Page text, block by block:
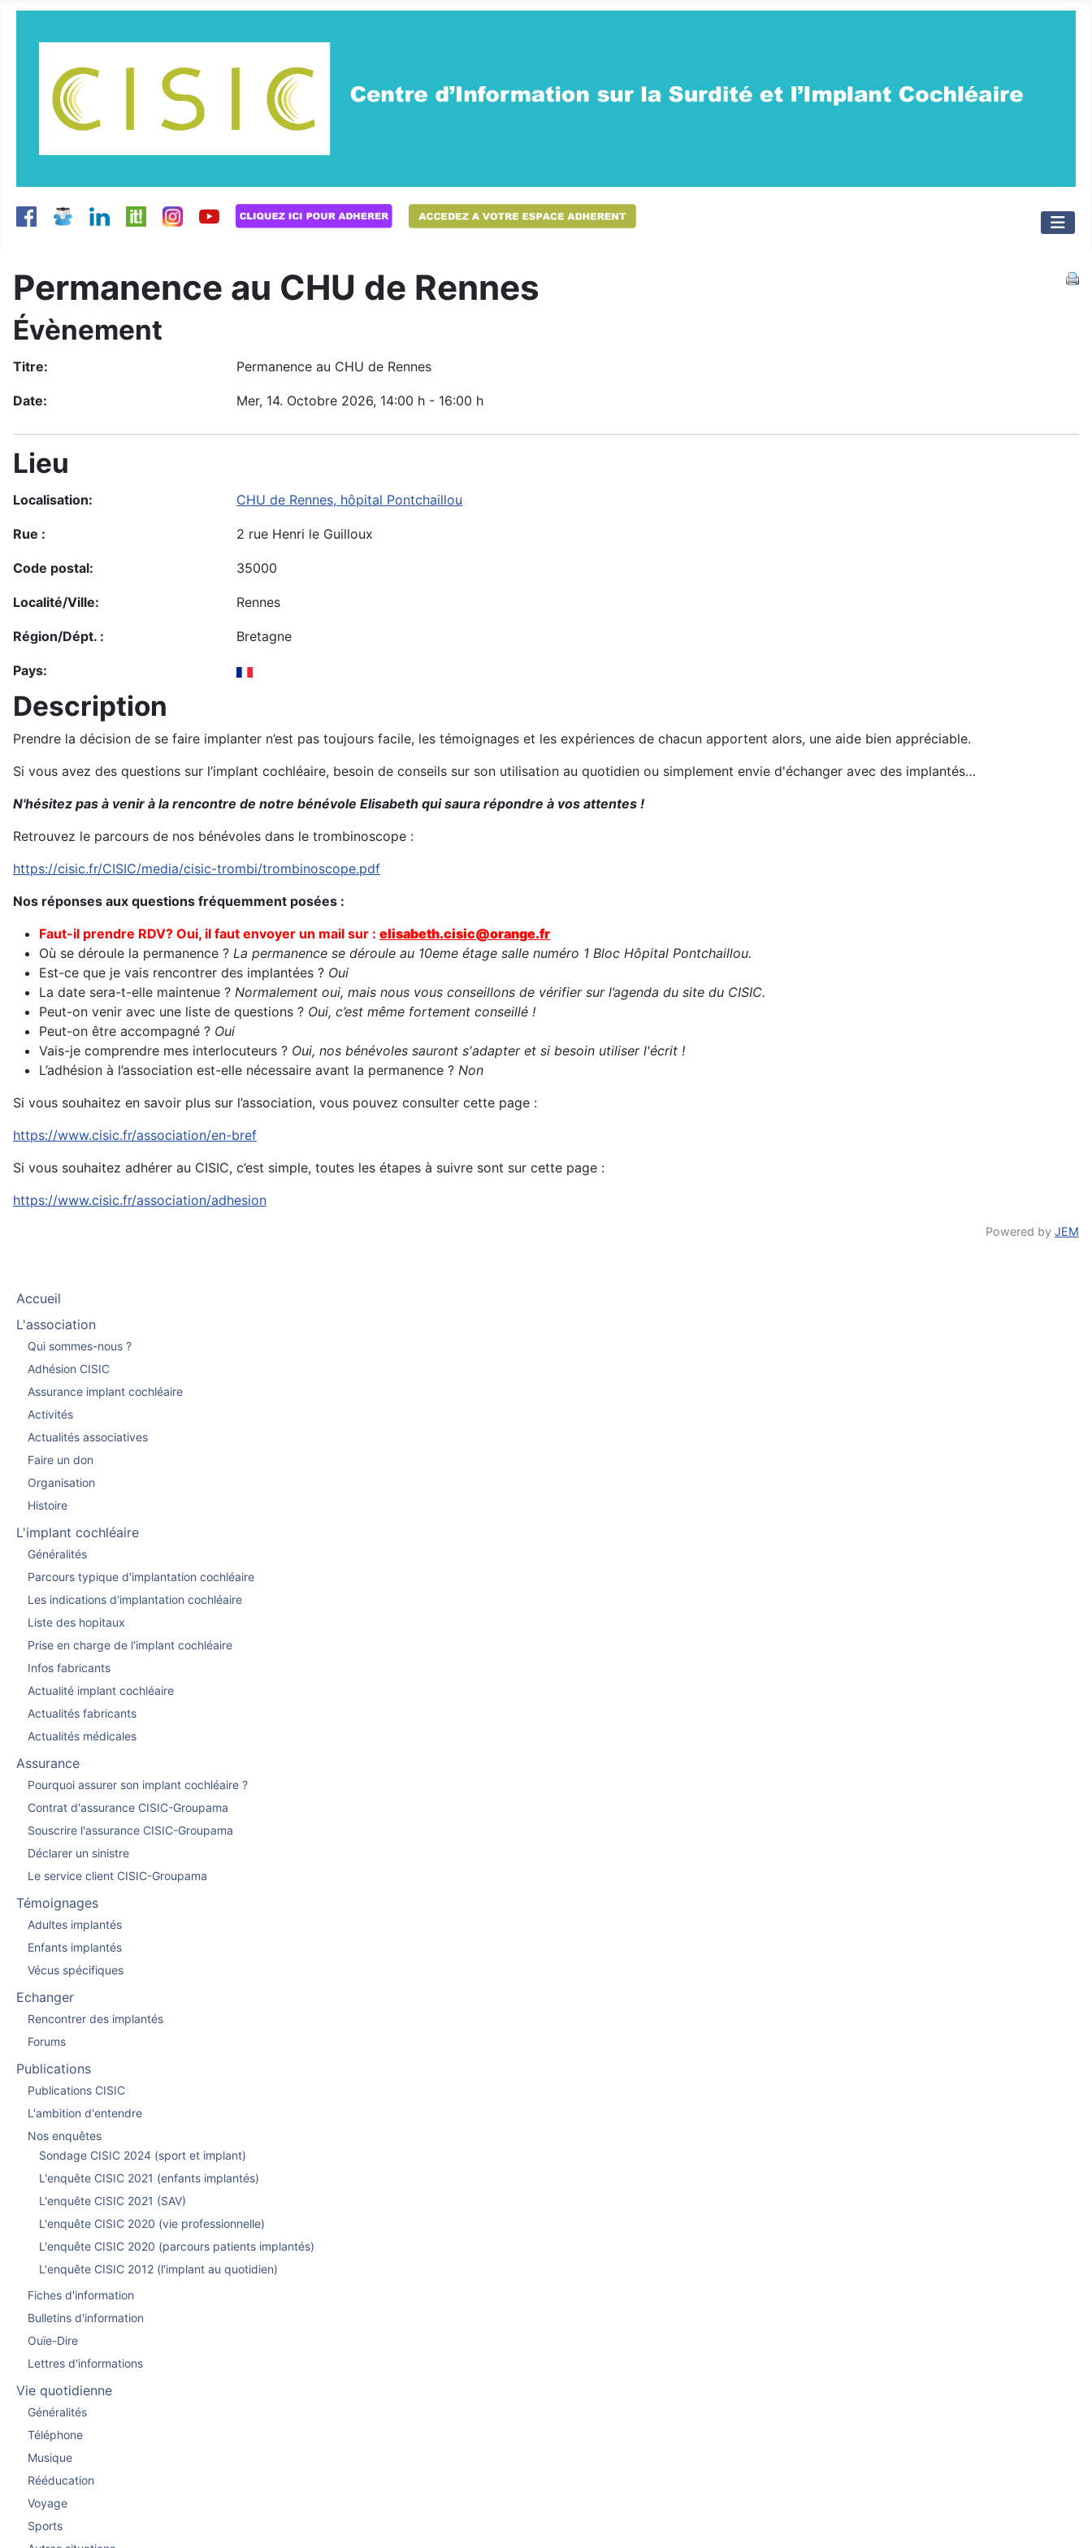
Permanence au CHU de Rennes
Évènement
Titre: Permanence au CHU de Rennes
Date: Mer, 14. Octobre 2026, 14:00 h - 16:00 h
Lieu
Localisation: CHU de Rennes, hôpital Pontchaillou
Rue : 2 rue Henri le Guilloux
Code postal: 35000
Localité/Ville: Rennes
Région/Dépt. : Bretagne
Pays:
Description
Prendre la décision de se faire implanter n’est pas toujours facile, les témoignages et les expériences de chacun apportent alors, une aide bien appréciable.
Si vous avez des questions sur l’implant cochléaire, besoin de conseils sur son utilisation au quotidien ou simplement envie d'échanger avec des implantés…
N'hésitez pas à venir à la rencontre de notre bénévole Elisabeth qui saura répondre à vos attentes !
Retrouvez le parcours de nos bénévoles dans le trombinoscope :
https://cisic.fr/CISIC/media/cisic-trombi/trombinoscope.pdf
Nos réponses aux questions fréquemment posées :
Faut-il prendre RDV? Oui, il faut envoyer un mail sur : elisabeth.cisic@orange.fr
Où se déroule la permanence ? La permanence se déroule au 10eme étage salle numéro 1 Bloc Hôpital Pontchaillou.
Est-ce que je vais rencontrer des implantées ? Oui
La date sera-t-elle maintenue ? Normalement oui, mais nous vous conseillons de vérifier sur l’agenda du site du CISIC.
Peut-on venir avec une liste de questions ? Oui, c’est même fortement conseillé !
Peut-on être accompagné ? Oui
Vais-je comprendre mes interlocuteurs ? Oui, nos bénévoles sauront s'adapter et si besoin utiliser l'écrit !
L’adhésion à l’association est-elle nécessaire avant la permanence ? Non
Si vous souhaitez en savoir plus sur l’association, vous pouvez consulter cette page :
https://www.cisic.fr/association/en-bref
Si vous souhaitez adhérer au CISIC, c’est simple, toutes les étapes à suivre sont sur cette page :
https://www.cisic.fr/association/adhesion
Powered by JEM
Accueil
L'association
Qui sommes-nous ?
Adhésion CISIC
Assurance implant cochléaire
Activités
Actualités associatives
Faire un don
Organisation
Histoire
L'implant cochléaire
Généralités
Parcours typique d'implantation cochléaire
Les indications d'implantation cochléaire
Liste des hopitaux
Prise en charge de l'implant cochléaire
Infos fabricants
Actualité implant cochléaire
Actualités fabricants
Actualités médicales
Assurance
Pourquoi assurer son implant cochléaire ?
Contrat d'assurance CISIC-Groupama
Souscrire l'assurance CISIC-Groupama
Déclarer un sinistre
Le service client CISIC-Groupama
Témoignages
Adultes implantés
Enfants implantés
Vécus spécifiques
Echanger
Rencontrer des implantés
Forums
Publications
Publications CISIC
L'ambition d'entendre
Nos enquêtes
Sondage CISIC 2024 (sport et implant)
L'enquête CISIC 2021 (enfants implantés)
L'enquête CISIC 2021 (SAV)
L'enquête CISIC 2020 (vie professionnelle)
L'enquête CISIC 2020 (parcours patients implantés)
L'enquête CISIC 2012 (l'implant au quotidien)
Fiches d'information
Bulletins d'information
Ouïe-Dire
Lettres d'informations
Vie quotidienne
Généralités
Téléphone
Musique
Rééducation
Voyage
Sports